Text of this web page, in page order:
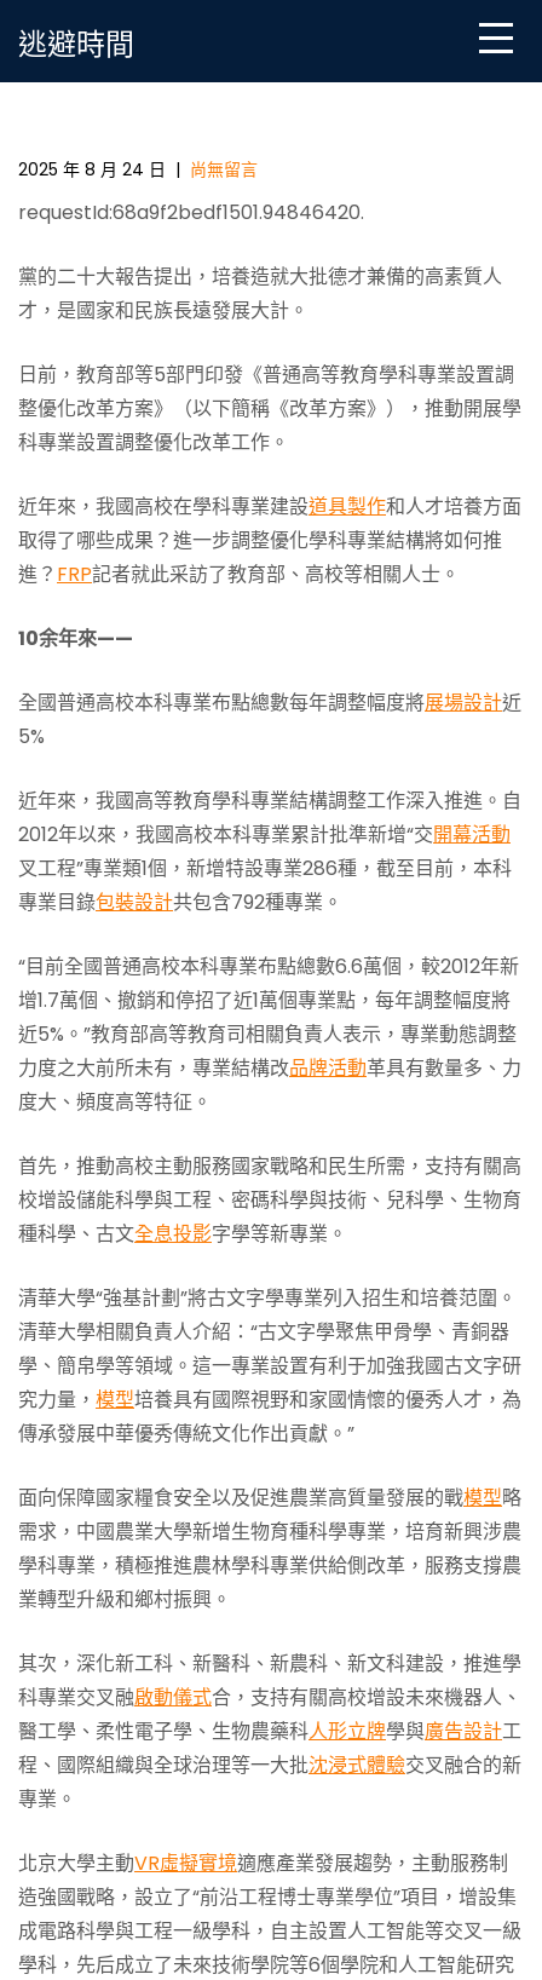
逃避時間
聚焦人才培養，服務國家需求——高校學科專業邁向
2025 年 8 月 24 日 | 尚無留言
requestId:68a9f2bedf1501.94846420.
黨的二十大報告提出，培養造就大批德才兼備的高素質人
才，是國家和民族長遠發展大計。
日前，教育部等5部門印發《普通高等教育學科專業設置調
整優化改革方案》（以下簡稱《改革方案》），推動開展學
科專業設置調整優化改革工作。
近年來，我國高校在學科專業建設道具製作和人才培養方面
取得了哪些成果？進一步調整優化學科專業結構將如何推
進？ FRP記者就此采訪了教育部、高校等相關人士。
10余年來——
全國普通高校本科專業布點總數每年調整幅度將展場設計近
5%
近年來，我國高等教育學科專業結構調整工作深入推進。自
2012年以來，我國高校本科專業累計批準新增“交開幕活動
叉工程”專業類1個，新增特設專業286種，截至目前，本科
專業目錄包裝設計共包含792種專業。
“目前全國普通高校本科專業布點總數6.6萬個，較2012年新
增1.7萬個、撤銷和停招了近1萬個專業點，每年調整幅度將
近5%。”教育部高等教育司相關負責人表示，專業動態調整
力度之大前所未有，專業結構改品牌活動革具有數量多、力
度大、頻度高等特征。
首先，推動高校主動服務國家戰略和民生所需，支持有關高
校增設儲能科學與工程、密碼科學與技術、兒科學、生物育
種科學、古文全息投影字學等新專業。
清華大學“強基計劃”將古文字學專業列入招生和培養范圍。
清華大學相關負責人介紹：“古文字學聚焦甲骨學、青銅器
學、簡帛學等領域。這一專業設置有利于加強我國古文字研
究力量， 模型培養具有國際視野和家國情懷的優秀人才，為
傳承發展中華優秀傳統文化作出貢獻。”
面向保障國家糧食安全以及促進農業高質量發展的戰模型略
需求，中國農業大學新增生物育種科學專業，培育新興涉農
學科專業，積極推進農林學科專業供給側改革，服務支撐農
業轉型升級和鄉村振興。
其次，深化新工科、新醫科、新農科、新文科建設，推進學
科專業交叉融啟動儀式合，支持有關高校增設未來機器人、
醫工學、柔性電子學、生物農藥科人形立牌學與廣告設計工
程、國際組織與全球治理等一大批沈浸式體驗交叉融合的新
專業。
北京大學主動VR虛擬實境適應產業發展趨勢，主動服務制
造強國戰略，設立了“前沿工程博士專業學位”項目，增設集
成電路科學與工程一級學科，自主設置人工智能等交叉一級
學科，先后成立了未來技術學院等6個學院和人工智能研究